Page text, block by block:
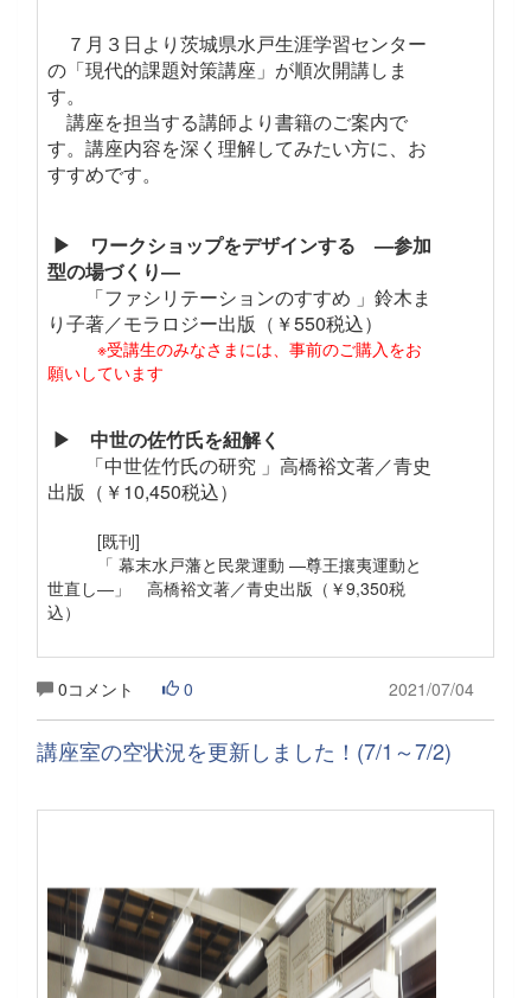
７月３日より茨城県水戸生涯学習センター
の「現代的課題対策講座」が順次開講しま
す。
講座を担当する講師より書籍のご案内で
す。講座内容を深く理解してみたい方に、お
すすめです。
▶ ワークショップをデザインする —参加
型の場づくり―
「ファシリテーションのすすめ 」鈴木ま
り子著／モラロジー出版（￥550税込）
※受講生のみなさまには、事前のご購入をお
願いしています
▶ 中世の佐竹氏を紐解く
「中世佐竹氏の研究 」高橋裕文著／青史
出版（￥10,450税込）
[既刊]
「 幕末水戸藩と民衆運動 —尊王攘夷運動と
世直し―」 高橋裕文著／青史出版（￥9,350税
込）
0コメント 0 2021/07/04
講座室の空状況を更新しました！(7/1～7/2)